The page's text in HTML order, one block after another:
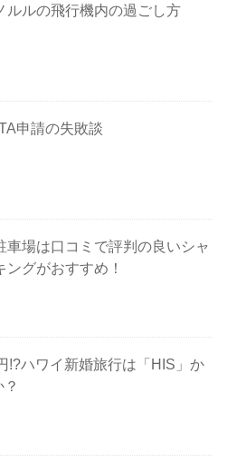
ルの飛行機内の過ごし方
申請の失敗談
車場は口コミで評判の良いシャ
ングがおすすめ！
!?ハワイ新婚旅行は「HIS」か
？